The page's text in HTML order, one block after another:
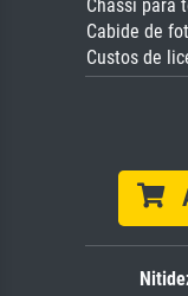
Chassi para
Cabide de
Custos de